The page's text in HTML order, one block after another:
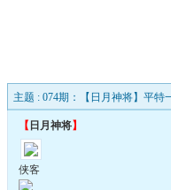
主题 : 074期：【日月神将】平特
【 日月神将】
侠客